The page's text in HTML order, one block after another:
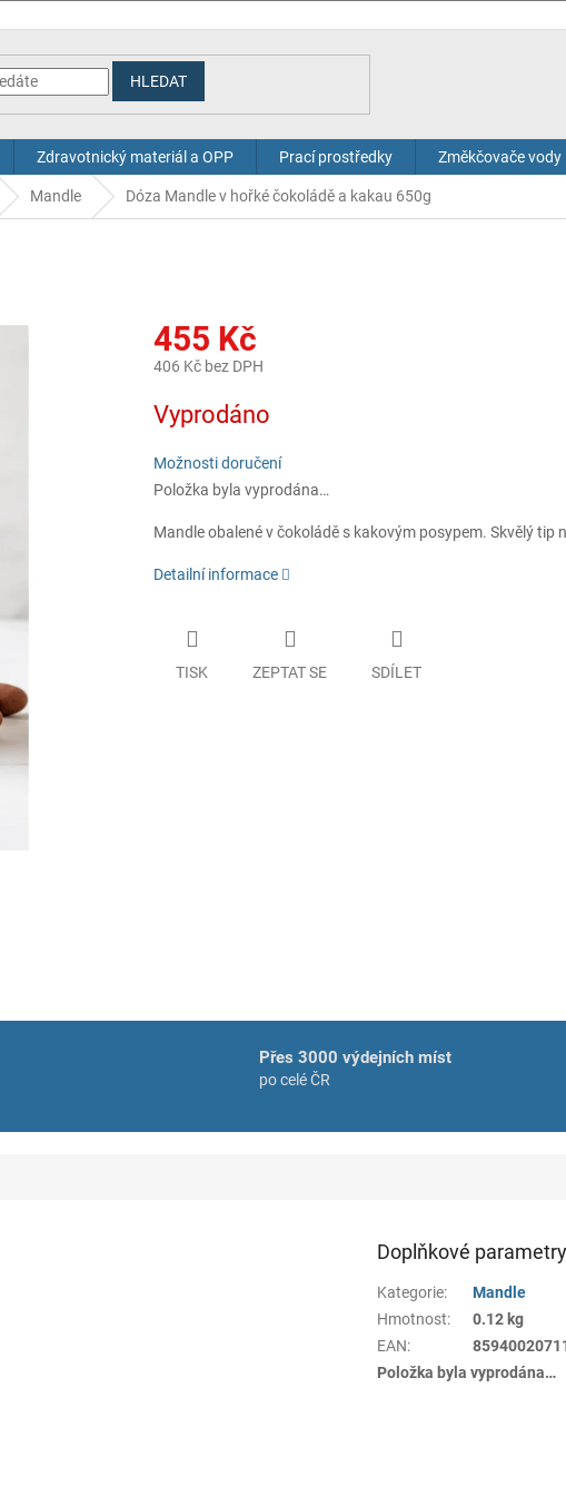
HLEDAT
Zdravotnický materiál a OPP Prací prostředky Změkčovače vody
Mandle Dóza Mandle v hořké čokoládě a kakau 650g
455 Kč
406 Kč bez DPH
cena:
Vyprodáno
Možnosti doručení
Položka byla vyprodána…
Mandle obalené v čokoládě s kakovým posypem. Skvělý tip
Detailní informace
TISK ZEPTAT SE SDÍLET
Přes 3000 výdejních míst
po celé ČR
Doplňkové parametry
Kategorie:
Mandle
Hmotnost:
0.12 kg
EAN:
Položka byla vyprodána…